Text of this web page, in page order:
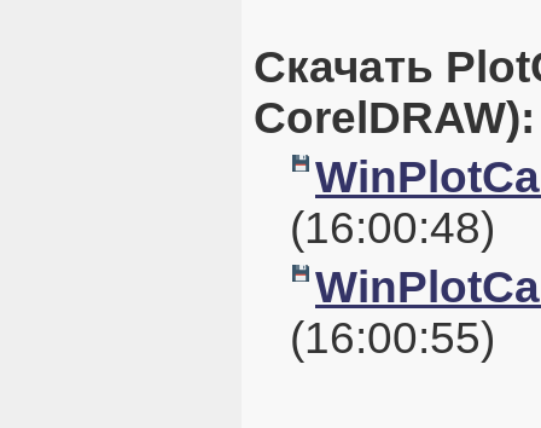
Скачать
CorelDRAW):
(16:00:48)
(16:00:55)